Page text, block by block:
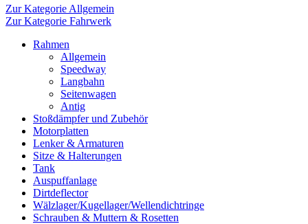
Zur Kategorie Allgemein
Zur Kategorie Fahrwerk
Rahmen
Allgemein
Speedway
Langbahn
Seitenwagen
Antig
Stoßdämpfer und Zubehör
Motorplatten
Lenker & Armaturen
Sitze & Halterungen
Tank
Auspuffanlage
Dirtdeflector
Wälzlager/Kugellager/Wellendichtringe
Schrauben & Muttern & Rosetten